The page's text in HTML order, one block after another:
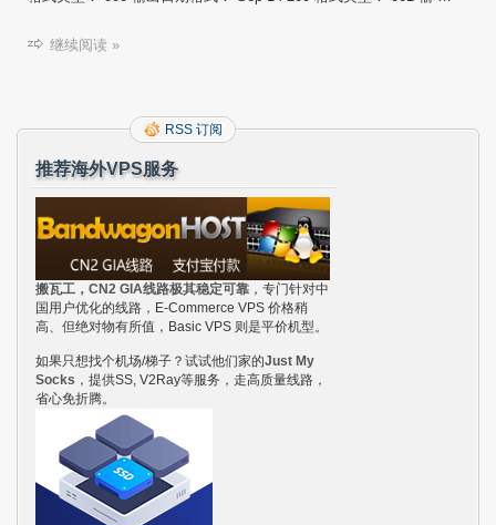
继续阅读 »
RSS 订阅
推荐海外VPS服务
搬瓦工，CN2 GIA线路极其稳定可靠 ，专门针对中
国用户优化的线路，E-Commerce VPS 价格稍
高、但绝对物有所值，Basic VPS 则是平价机型。
如果只想找个机场/梯子？试试他们家的Just My
Socks ，提供SS, V2Ray等服务，走高质量线路，
省心免折腾。